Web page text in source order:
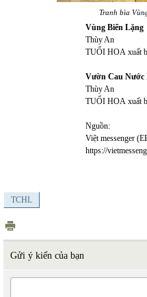
Tranh bìa
Vùng Biển Lặng
Thùy An
TUỔI HOA xuất
Vườn Cau Nước
Thùy An
TUỔI HOA xuất
Nguồn:
Việt messenger
https://
TCHL
Gửi ý kiến của bạn